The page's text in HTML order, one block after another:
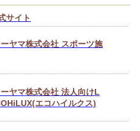
サイト
ヤマ株式会社 スポーツ施
ヤマ株式会社 法人向けL
エコハイルクス)